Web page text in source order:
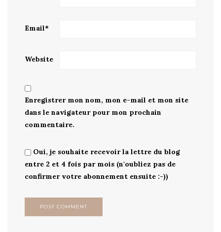
Email*
Website
Enregistrer mon nom, mon e-mail et mon site
dans le navigateur pour mon prochain
commentaire.
Oui, je souhaite recevoir la lettre du blog
entre 2 et 4 fois par mois (n'oubliez pas de
confirmer votre abonnement ensuite :-))